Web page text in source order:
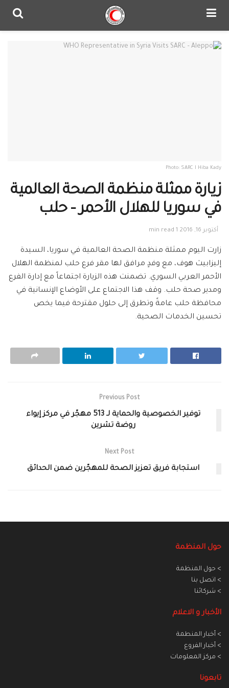
Photo: SARC I Hiba Kady
زيارة ممثلة منظمة الصحة العالمية
في سوريا للهلال الأحمر – حلب
أكتوبر 16, 2016 1 min read
زارت اليوم ممثلة منظمة الصحة العالمية في سوريا، السيدة
إليزابيث هوف، مع وفدٍ مرافق لها مقر فرع حلب لمنظمة الهلال
الأحمر العربي السوري. تضمنت هذه الزيارة اجتماعاً مع إدارة الفرع
ومدير صحة حلب. وقف هذا الاجتماع على الأوضاع الإنسانية في
محافظة حلب عامةً وتطرق إلى حلول مقترحة فيما يخص
تحسين الخدمات الصحية.
Previous Post
توفير الخصوصية والحماية لـ 513 مهجّر في مركز إيواء
روضة تشرين
Next Post
استجابة فريق تعزيز الصحة للمهجّرين ضمن الحدائق
حول المنظمة
> حول المنظمة
> اتصل بنا
> شركائنا
الأخبار و الاعلام
> أخبار المنطمة
> أخبار الفروع
> مركز المعلومات
تابعونا